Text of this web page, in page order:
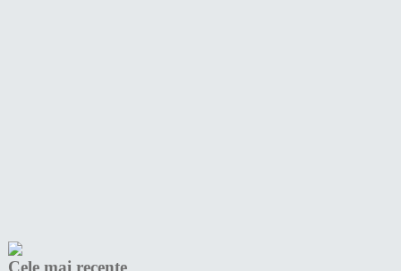
Cele mai recente